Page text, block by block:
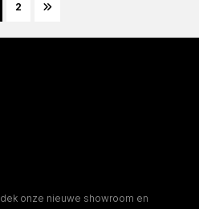
2
onze nieuwe showroom en